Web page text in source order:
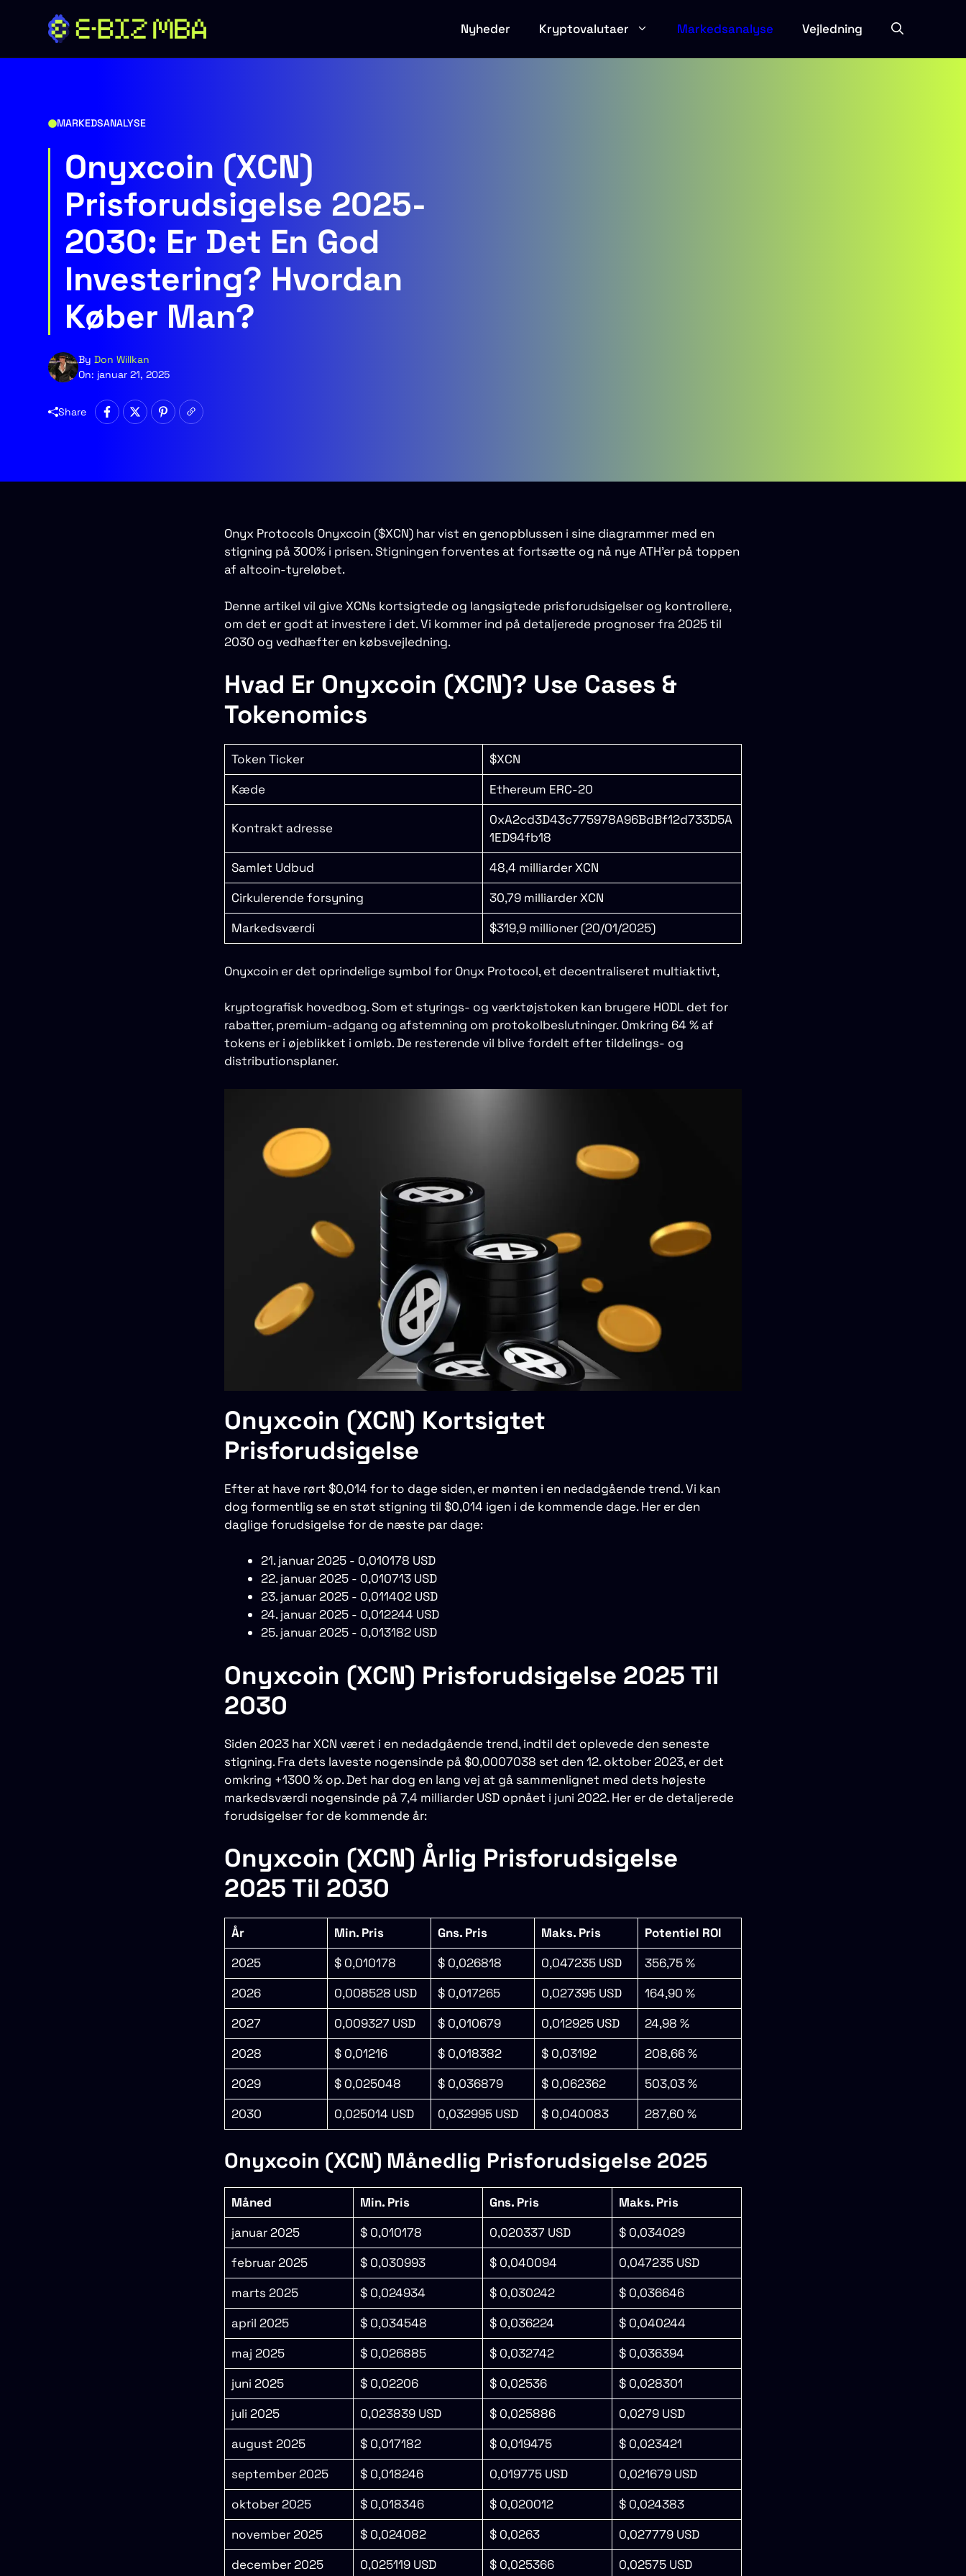
Nyheder Kryptovalutaer Markedsanalyse Vejledning
MARKEDSANALYSE
Onyxcoin (XCN)
Prisforudsigelse 2025-
2030: Er Det En God
Investering? Hvordan
Køber Man?
By Don Willkan
On: januar 21, 2025
Share
Onyx Protocols Onyxcoin ($XCN) har vist en genopblussen i sine diagrammer med en
stigning på 300% i prisen. Stigningen forventes at fortsætte og nå nye ATH’er på toppen
af ​​altcoin-tyreløbet.
Denne artikel vil give XCNs kortsigtede og langsigtede prisforudsigelser og kontrollere,
om det er godt at investere i det. Vi kommer ind på detaljerede prognoser fra 2025 til
2030 og vedhæfter en købsvejledning.
Hvad Er Onyxcoin (XCN)? Use Cases &
Tokenomics
Token Ticker
$XCN
Kæde
Ethereum ERC-20
Kontrakt adresse
0xA2cd3D43c775978A96BdBf12d733D5A
1ED94fb18
Samlet Udbud
48,4 milliarder XCN
Cirkulerende forsyning
30,79 milliarder XCN
Markedsværdi
$319,9 millioner (20/01/2025)
Onyxcoin er det oprindelige symbol for Onyx Protocol, et decentraliseret multiaktivt,
kryptografisk hovedbog. Som et styrings- og værktøjstoken kan brugere HODL det for
rabatter, premium-adgang og afstemning om protokolbeslutninger. Omkring 64 % af
tokens er i øjeblikket i omløb. De resterende vil blive fordelt efter tildelings- og
distributionsplaner.
Onyxcoin (XCN) Kortsigtet
Prisforudsigelse
Efter at have rørt $0,014 for to dage siden, er mønten i en nedadgående trend. Vi kan
dog formentlig se en støt stigning til $0,014 igen i de kommende dage. Her er den
daglige forudsigelse for de næste par dage:
21. januar 2025 - 0,010178 USD
22. januar 2025 - 0,010713 USD
23. januar 2025 - 0,011402 USD
24. januar 2025 - 0,012244 USD
25. januar 2025 - 0,013182 USD
Onyxcoin (XCN) Prisforudsigelse 2025 Til
2030
Siden 2023 har XCN været i en nedadgående trend, indtil det oplevede den seneste
stigning. Fra dets laveste nogensinde på $0,0007038 set den 12. oktober 2023, er det
omkring +1300 % op. Det har dog en lang vej at gå sammenlignet med dets højeste
markedsværdi nogensinde på 7,4 milliarder USD opnået i juni 2022. Her er de detaljerede
forudsigelser for de kommende år:
Onyxcoin (XCN) Årlig Prisforudsigelse
2025 Til 2030
År Min. Pris Gns. Pris Maks. Pris
Potentiel ROI
2025
$ 0,010178 $ 0,026818 0,047235 USD
356,75 %
2026
0,008528 USD $ 0,017265 0,027395 USD
164,90 %
2027
0,009327 USD $ 0,010679 0,012925 USD
24,98 %
2028
$ 0,01216 $ 0,018382 $ 0,03192
208,66 %
2029
$ 0,025048 $ 0,036879 $ 0,062362
503,03 %
2030
0,025014 USD 0,032995 USD $ 0,040083 287,60 %
Onyxcoin (XCN) Månedlig Prisforudsigelse 2025
Måned Min. Pris Gns. Pris
Maks. Pris
januar 2025
$ 0,010178 0,020337 USD
$ 0,034029
februar 2025
$ 0,030993 $ 0,040094
0,047235 USD
marts 2025
$ 0,024934 $ 0,030242
$ 0,036646
april 2025
$ 0,034548 $ 0,036224
$ 0,040244
maj 2025
$ 0,026885 $ 0,032742
$ 0,036394
juni 2025
$ 0,02206 $ 0,02536
$ 0,028301
juli 2025
0,023839 USD $ 0,025886
0,0279 USD
august 2025
$ 0,017182 $ 0,019475
$ 0,023421
september 2025
$ 0,018246 0,019775 USD
0,021679 USD
oktober 2025
$ 0,018346 $ 0,020012
$ 0,024383
november 2025
$ 0,024082 $ 0,0263
0,027779 USD
december 2025
0,025119 USD $ 0,025366 0,02575 USD